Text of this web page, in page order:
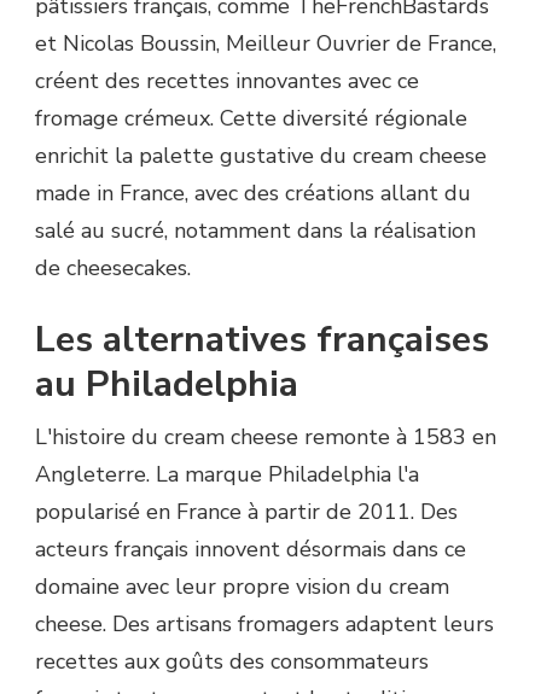
et Nicolas Boussin, Meilleur Ouvrier de France,
créent des recettes innovantes avec ce
fromage crémeux. Cette diversité régionale
enrichit la palette gustative du cream cheese
made in France, avec des créations allant du
salé au sucré, notamment dans la réalisation
de cheesecakes.
Les alternatives françaises
au Philadelphia
L'histoire du cream cheese remonte à 1583 en
Angleterre. La marque Philadelphia l'a
popularisé en France à partir de 2011. Des
acteurs français innovent désormais dans ce
domaine avec leur propre vision du cream
cheese. Des artisans fromagers adaptent leurs
recettes aux goûts des consommateurs